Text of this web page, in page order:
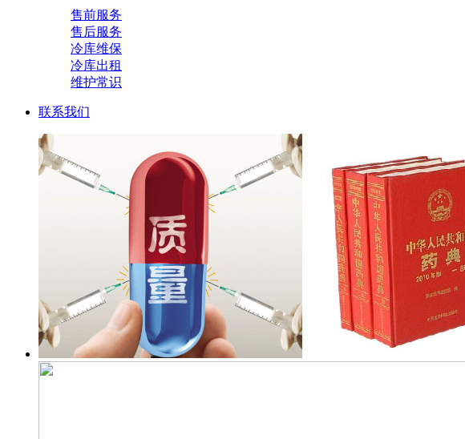
售前服务
售后服务
冷库维保
冷库出租
维护常识
联系我们